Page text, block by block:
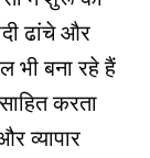
ढांचे और
भी बना रहे हैं
करता
व्यापार